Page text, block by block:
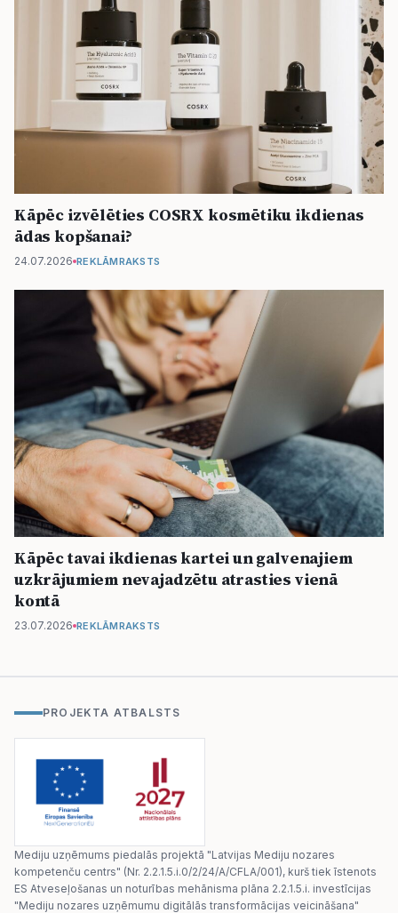
Kāpēc izvēlēties COSRX kosmētiku ikdienas
ādas kopšanai?
24.07.2026 REKLĀMRAKSTS
Kāpēc tavai ikdienas kartei un galvenajiem
uzkrājumiem nevajadzētu atrasties vienā
kontā
23.07.2026 REKLĀMRAKSTS
PROJEKTA ATBALSTS
Mediju uzņēmums piedalās projektā "Latvijas Mediju nozares
kompetenču centrs" (Nr. 2.2.1.5.i.0/2/24/A/CFLA/001), kurš tiek īstenots
ES Atveseļošanas un noturības mehānisma plāna 2.2.1.5.i. investīcijas
"Mediju nozares uzņēmumu digitālās transformācijas veicināšana"